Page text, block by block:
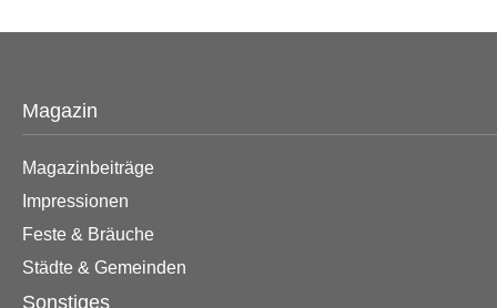
Magazin
Magazinbeiträge
Impressionen
Feste & Bräuche
Städte & Gemeinden
Sonstiges